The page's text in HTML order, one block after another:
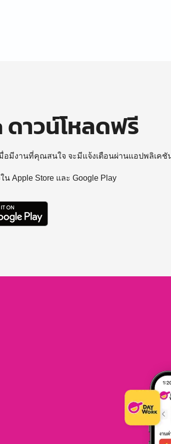
าวน์โหลดฟรี
มื่อมีงานที่คุณสนใจ จะมีแจ้งเตือนผ่านแอปพลิเค
Apple Store และ Google Play